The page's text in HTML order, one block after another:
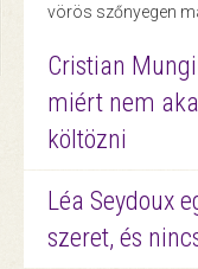
vörös szőnyegen
Cristian
miért nem
költözni
Léa Seydoux
szeret, és